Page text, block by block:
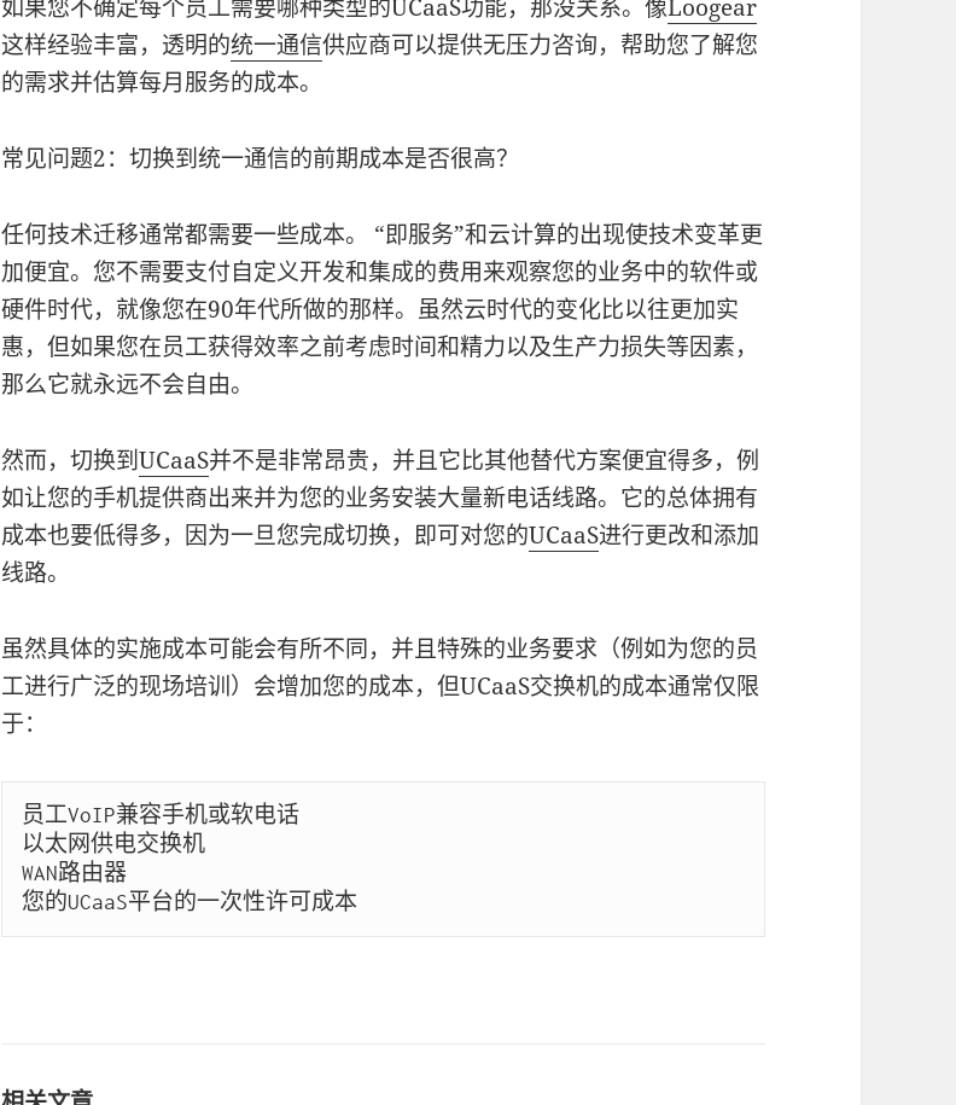
如果您不确定每个员工需要哪种类型的UCaaS功能，那没关系。像Loogear
这样经验丰富，透明的统一通信供应商可以提供无压力咨询，帮助您了解您
的需求并估算每月服务的成本。
常见问题2：切换到统一通信的前期成本是否很高？
任何技术迁移通常都需要一些成本。 “即服务”和云计算的出现使技术变革更
加便宜。您不需要支付自定义开发和集成的费用来观察您的业务中的软件或
硬件时代，就像您在90年代所做的那样。虽然云时代的变化比以往更加实
惠，但如果您在员工获得效率之前考虑时间和精力以及生产力损失等因素，
那么它就永远不会自由。
然而，切换到UCaaS并不是非常昂贵，并且它比其他替代方案便宜得多，例
如让您的手机提供商出来并为您的业务安装大量新电话线路。它的总体拥有
成本也要低得多，因为一旦您完成切换，即可对您的UCaaS进行更改和添加
线路。
虽然具体的实施成本可能会有所不同，并且特殊的业务要求（例如为您的员
工进行广泛的现场培训）会增加您的成本，但UCaaS交换机的成本通常仅限
于：
员工VoIP兼容手机或软电话
以太网供电交换机
WAN路由器